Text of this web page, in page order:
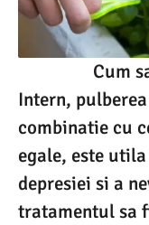
Cum
Intern,
combinatie cu
egale, este
depresiei si a
tratamentul sa